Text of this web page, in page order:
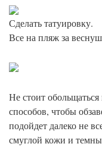
Сделать татуировку.
Все на пляж за
Не стоит
способов, чтобы
подойдет далеко не
смуглой кожи и